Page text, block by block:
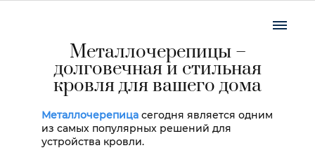
Металлочерепицы –
долговечная и стильная
кровля для вашего дома
Металлочерепица сегодня является одним
из самых популярных решений для
устройства кровли.